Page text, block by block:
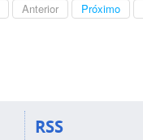
Anterior Próximo
RSS